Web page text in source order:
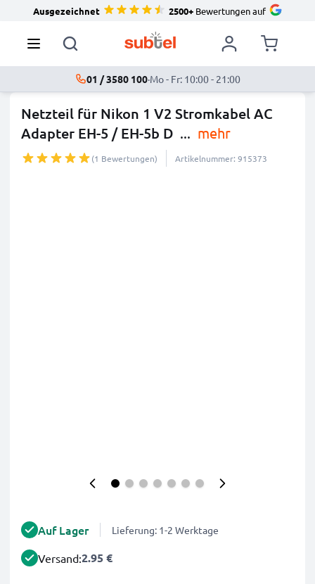
Ausgezeichnet 2500+Bewertungen auf
01 / 3580 100·Mo - Fr: 10:00 - 21:00
Netzteil für Nikon 1 V2 Stromkabel AC
Adapter EH-5 / EH-5b D ... mehr
(1 Bewertungen) Artikelnummer: 915373
Auf Lager Lieferung: 1-2 Werktage
Versand:2.95 €